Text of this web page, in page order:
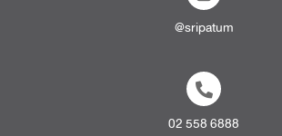
@sripatum
02 558 6888